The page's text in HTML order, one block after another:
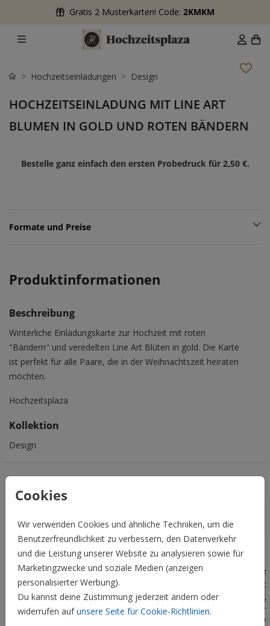
Gratis 2 Musterkarten! Code: 2KMKM
Cookies
Wir verwenden Cookies und ähnliche Techniken, um die
Benutzerfreundlichkeit zu verbessern, den Datenverkehr
und die Leistung unserer Website zu analysieren sowie für
Marketingzwecke und soziale Medien (anzeigen
personalisierter Werbung).
Du kannst deine Zustimmung jederzeit ändern oder
widerrufen aufunsere Seite für Cookie-Richtlinien.
Hochzeitseinladungen Design
HOCHZEITSEINLADUNG MIT LINE ART
BLUMEN IN GOLD UND ROTEN BÄNDERN
Bestelle ganz einfach den ersten Probedruck für 2,50 €.
Formate und Preise
Produktinformationen
Beschreibung
Winterliche Einladungskarte zur Hochzeit mit roten
"Bändern" und veredelten Line Art Blüten in gold. Die Karte
ist perfekt für alle Paare, die in der Weihnachtszeit heiraten
möchten.
Hochzeitsplaza
Kollektion
Design